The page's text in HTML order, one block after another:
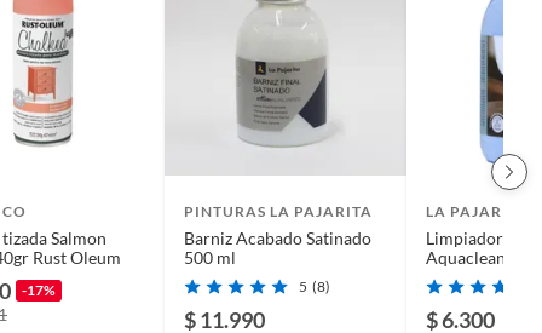
Salmon
Rust Oleum
-17%
PINTURAS LA PAJARITA
Barniz Acabado Satinado
500 ml
5 (8)
$ 11.990
LA PAJARITA
Limpiador Al
Aquaclean
Superficies
Pintar 500 Ml
$ 6.300